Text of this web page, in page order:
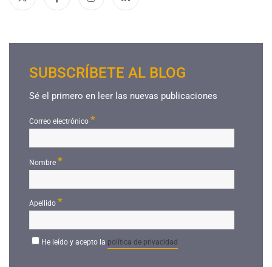
SUBSCRÍBETE AL BLOG
Sé el primero en leer las nuevas publicaciones
Correo electrónico *
Nombre*
Apellido *
He leído y acepto la política de privacidad